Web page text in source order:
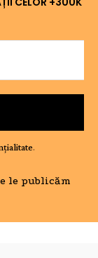
.
le publicăm